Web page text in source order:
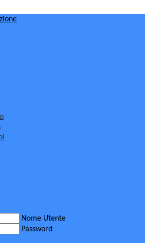
Nome Utente
Password